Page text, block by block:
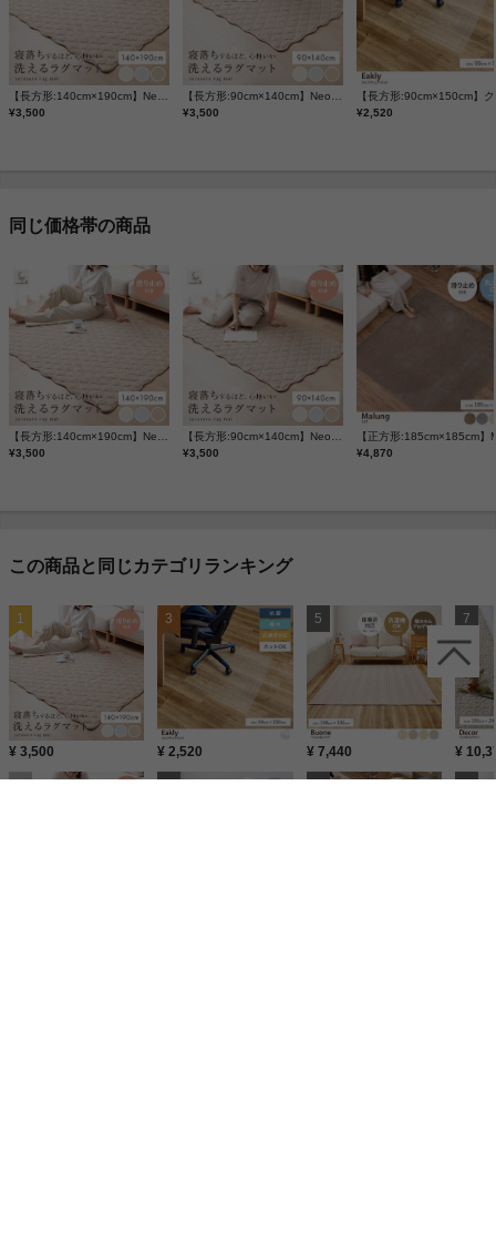
¥3,500
¥3,500
¥2,520
同じ価格帯の商品
¥3,500
¥3,500
¥4,870
この商品と同じカテゴリランキング
¥ 3,500 ¥ 2,520 ¥ 7,440 ¥